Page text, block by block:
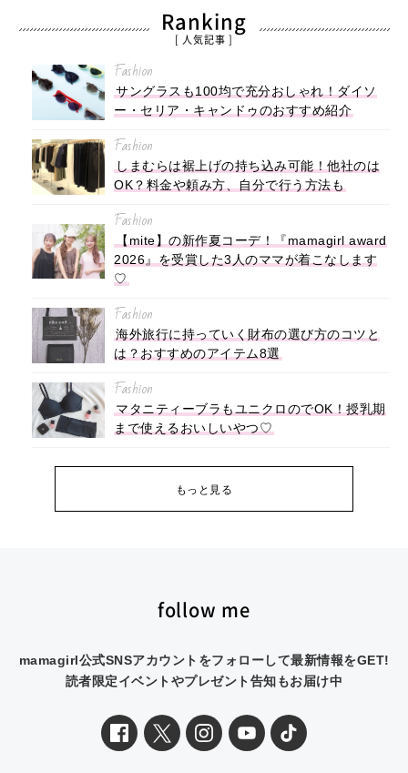
Ranking
[ 人気記事 ]
Fashion
サングラスも100均で充分おしゃれ！ダイソ
ー・セリア・キャンドゥのおすすめ紹介
Fashion
しまむらは裾上げの持ち込み可能！他社のは
OK？料金や頼み方、自分で行う方法も
Fashion
【mite】の新作夏コーデ！『mamagirl award
2026』を受賞した3人のママが着こなします
♡
Fashion
海外旅行に持っていく財布の選び方のコツと
は？おすすめのアイテム8選
Fashion
マタニティーブラもユニクロのでOK！授乳期
まで使えるおいしいやつ♡
もっと見る
follow me
mamagirl公式SNSアカウントをフォローして最新情報をGET!
読者限定イベントやプレゼント告知もお届け中